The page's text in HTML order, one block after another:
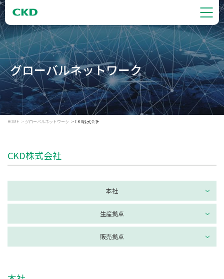
グローバルネットワーク
HOME グローバルネットワーク CKD株式会社
CKD株式会社
本社
生産拠点
販売拠点